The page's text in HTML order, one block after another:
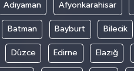
Adıyaman Afyonkarahisar
Batman Bayburt Bilecik
Düzce Edirne Elazığ